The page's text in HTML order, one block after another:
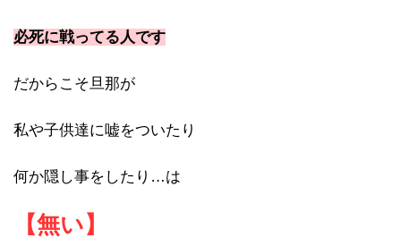
必死に戦ってる人です
だからこそ旦那が
私や子供達に嘘をついたり
何か隠し事をしたり…は
【無い】